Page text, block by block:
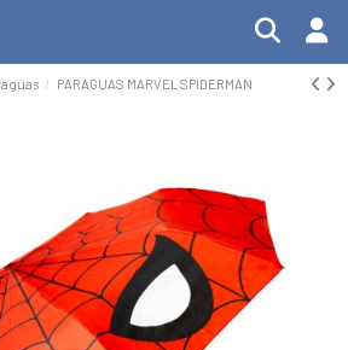
PARAGUAS MARVEL SPIDERMAN